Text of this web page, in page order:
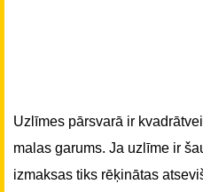
Uzlīmes pārsvarā ir
malas garums. Ja uzlīme ir
izmaksas tiks rēķinātas